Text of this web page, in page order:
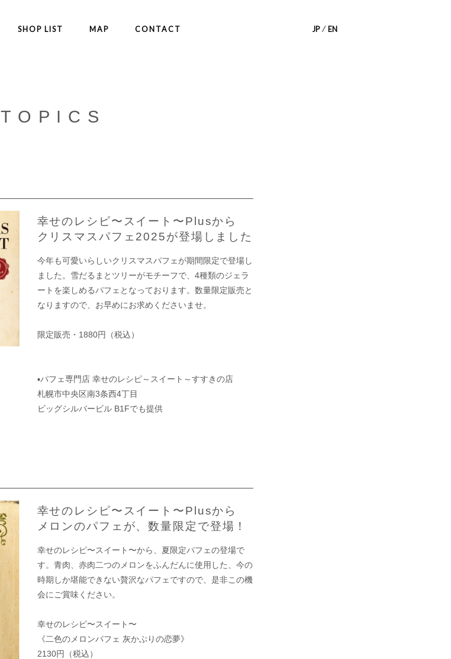
SHOP LIST MAP CONTACT JP ⁄ EN
TOPICS
幸せのレシピ〜スイート〜Plusから
クリスマスパフェ2025が登場しました
今年も可愛いらしいクリスマスパフェが期間限定で登場し
ました。雪だるまとツリーがモチーフで、4種類のジェラ
ートを楽しめるパフェとなっております。数量限定販売と
なりますので、お早めにお求めくださいませ。
限定販売・1880円（税込）
▪︎パフェ専門店 幸せのレシピ～スイート～すすきの店
札幌市中央区南3条西4丁目
ビッグシルバービル B1Fでも提供
幸せのレシピ〜スイート〜Plusから
メロンのパフェが、数量限定で登場！
幸せのレシピ〜スイート〜から、夏限定パフェの登場で
す。青肉、赤肉二つのメロンをふんだんに使用した、今の
時期しか堪能できない贅沢なパフェですので、是非この機
会にご賞味ください。
幸せのレシピ〜スイート〜
《二色のメロンパフェ 灰かぶりの恋夢》
2130円（税込）